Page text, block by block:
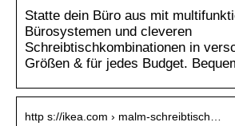
Statte dein Büro aus mit
Bürosystemen und cleveren
Schreibtischkombinationen in
Größen & für jedes Budget.
http s://ikea.com › malm-schreibtisch…